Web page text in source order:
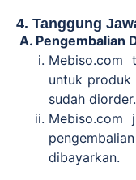
4. Tanggung
A. Pengembalian
Mebiso.com
untuk
sudah diorder.
Mebiso.com
dibayarkan.